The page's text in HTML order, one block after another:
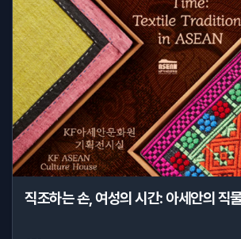
직조하는 손, 여성의 시간: 아세안의 직